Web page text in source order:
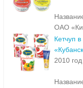
ОАО
Кетчуп
2010 год